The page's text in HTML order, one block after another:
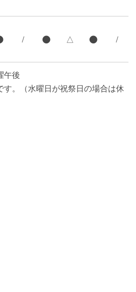
/ △ /
午後
す。（水曜日が祝祭日の場合は休